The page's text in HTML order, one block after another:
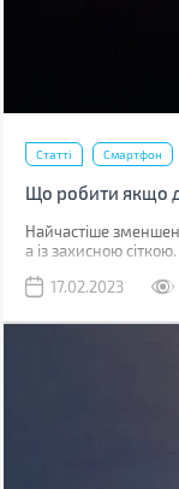
Статті Смартфон
Що робити якщо
Найчастіше
а із захисною
17.02.2023